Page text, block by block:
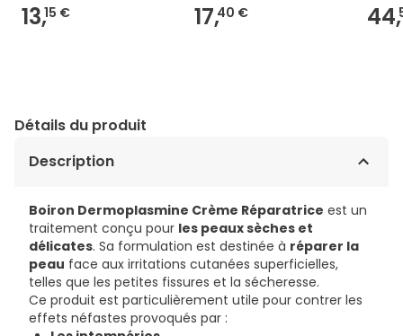
13,15 € 17,40 € 44,
Détails du produit
Description
Boiron Dermoplasmine Crème Réparatrice est un
traitement conçu pour les peaux sèches et
délicates. Sa formulation est destinée à réparer la
peau face aux irritations cutanées superficielles,
telles que les petites fissures et la sécheresse.
Ce produit est particulièrement utile pour contrer les
effets néfastes provoqués par :